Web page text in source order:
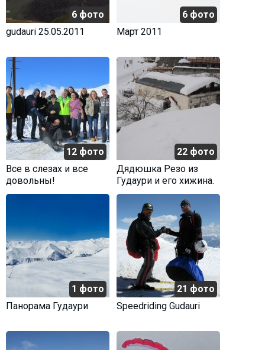
6 фото
gudauri 25.05.2011
6 фото
Март 2011
12 фото
Все в слезах и все
довольны!
22 фото
Дядюшка Резо из
Гудаури и его хижина.
1 фото
Панорама Гудаури
21 фото
Speedriding Gudauri